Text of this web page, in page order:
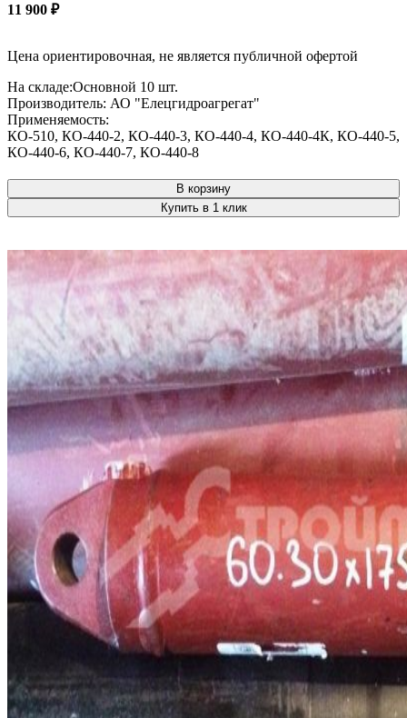
11 900 ₽
Цена ориентировочная, не является публичной офертой
На складе:Основной 10 шт.
Производитель: АО "Елецгидроагрегат"
Применяемость:
КО-510, КО-440-2, КО-440-3, КО-440-4, КО-440-4К, КО-440-5,
КО-440-6, КО-440-7, КО-440-8
В корзину
Купить в 1 клик